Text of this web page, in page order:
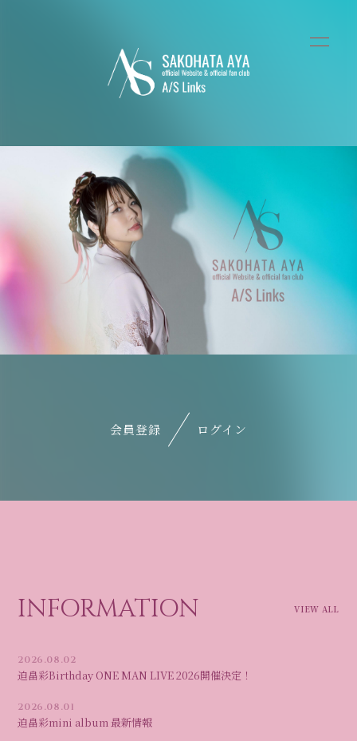
ABOUT
PROFILE
VIDEO
BLOG
MOVIE
ログイン
会員登録 ログイン
INFORMATION VIEW ALL
2026.08.02
迫畠彩Birthday ONE MAN LIVE 2026開催決定！
2026.08.01
迫畠彩mini album 最新情報